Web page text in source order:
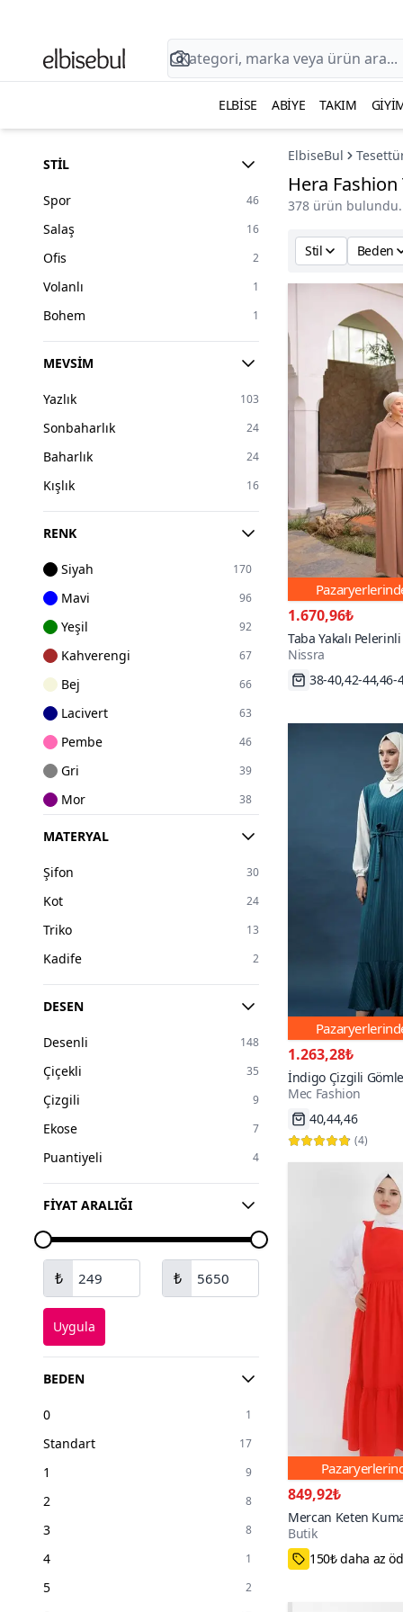
ELBISE ABIYE TAKIM
STIL
Spor 46
Salaş 16
Ofis 2
Volanlı 1
Bohem 1
MEVSIM
Yazlık 103
Sonbaharlık 24
Baharlık 24
Kışlık 16
RENK
Siyah 170
Mavi 96
Yeşil 92
Kahverengi 67
Bej 66
Lacivert 63
Pembe 46
Gri 39
Mor 38
Turuncu
Kırmızı
MATERYAL
Şifon 30
Kot 24
Triko 13
Kadife 2
DESEN
Desenli 148
Çiçekli 35
Çizgili 9
Ekose 7
Puantiyeli 4
FIYAT ARALIĞI
₺ ₺
Uygula
BEDEN
0 1
Standart 17
1 9
2 8
3 8
4 1
5 2
ElbiseBul
Hera
378 ürün bulundu.
Stil Beden
1.670,96₺
Taba Yakalı
Nissra38-40,42-44,46-48
Hızlı Kargo
1.263,28₺
İndigo Çizgili
Tesettür Elbise
Mec Fashion
66₺ daha az öde
40,44,46
(4)
849,92₺
Mercan Keten
Elbise
Butik
36,38,40